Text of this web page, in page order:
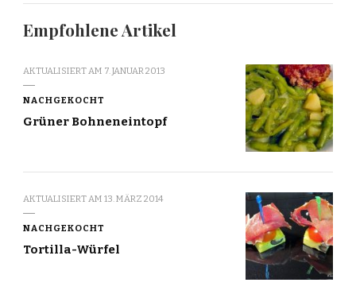
Empfohlene Artikel
AKTUALISIERT AM 7. JANUAR 2013
NACHGEKOCHT
Grüner Bohneneintopf
AKTUALISIERT AM 13. MÄRZ 2014
NACHGEKOCHT
Tortilla-Würfel